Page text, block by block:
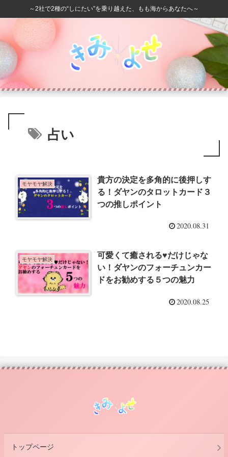
～2社で2種の“しにたい”を乗り越えた、もも海からあなたへ～
占い
モヤモヤ解決
貴方の決定を多角的に後押しす
る！ダヤンのタロットカード３
つの推しポイント
2020.08.31
モヤモヤ解決
可愛くて癒される♥だけじゃな
い！ダヤンのフォーチュンカー
ドをお勧めする５つの魅力
2020.08.25
トップページ